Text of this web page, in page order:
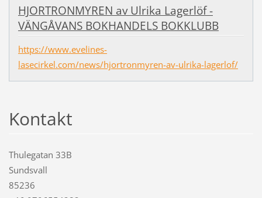
HJORTRONMYREN av Ulrika Lagerlöf -
VÄNGÅVANS BOKHANDELS BOKKLUBB
https://www.evelines-
lasecirkel.com/news/hjortronmyren-av-ulrika-lagerlof/
Kontakt
Thulegatan 33B
Sundsvall
85236